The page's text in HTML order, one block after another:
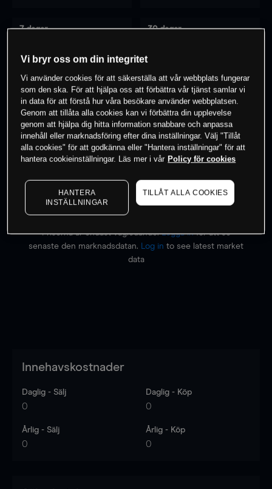
7 dagar 30 dagar
0% av kunderna har en position i detta
instrument
Börja handla
Priserna är endast vägledande.Logga inför att se
senaste den marknadsdatan.
Log in to see latest market
data
Innehavskostnader
Daglig - Sälj
0
Daglig - Köp
0
Årlig - Sälj
0
Årlig - Köp
0
Vi bryr oss om din integritet
Vi använder cookies för att säkerställa att vår webbplats fungerar
som den ska. För att hjälpa oss att förbättra vår tjänst samlar vi
in data för att förstå hur våra besökare använder webbplatsen.
Genom att tillåta alla cookies kan vi förbättra din upplevelse
genom att hjälpa dig hitta information snabbare och anpassa
innehåll eller marknadsföring efter dina inställningar. Välj "Tillåt
alla cookies" för att godkänna eller "Hantera inställningar" för att
hantera cookieinställningar. Läs mer i vår Policy för cookies
HANTERA
INSTÄLLNINGAR
TILLÅT ALLA COOKIES